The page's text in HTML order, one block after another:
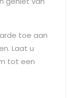
toe aan
Laat u
tot een